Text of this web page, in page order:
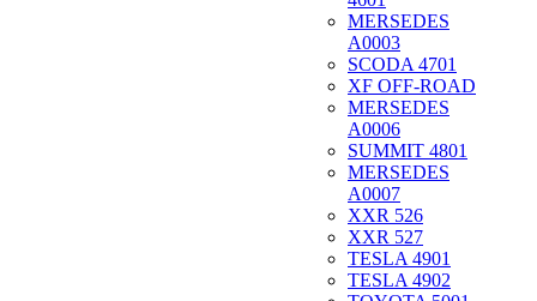
MERSEDES
A0003
SCODA 4701
XF OFF-ROAD
MERSEDES
A0006
SUMMIT 4801
MERSEDES
A0007
XXR 526
XXR 527
TESLA 4901
TESLA 4902